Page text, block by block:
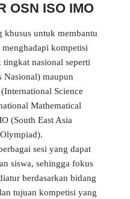
OSN ISO IMO
khusus untuk membantu
kompetisi
tingkat nasional seperti
Nasional) maupun
Science
Mathematical
(South East Asia
sesi yang dapat
siswa, sehingga fokus
berdasarkan bidang
tujuan kompetisi yang